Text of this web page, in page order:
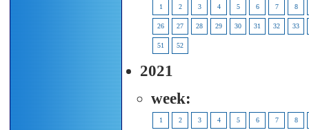
1 2 3 4 5 6 7 8
26 27 28 29 30 31 32 33
51 52
2021
week:
1 2 3 4 5 6 7 8